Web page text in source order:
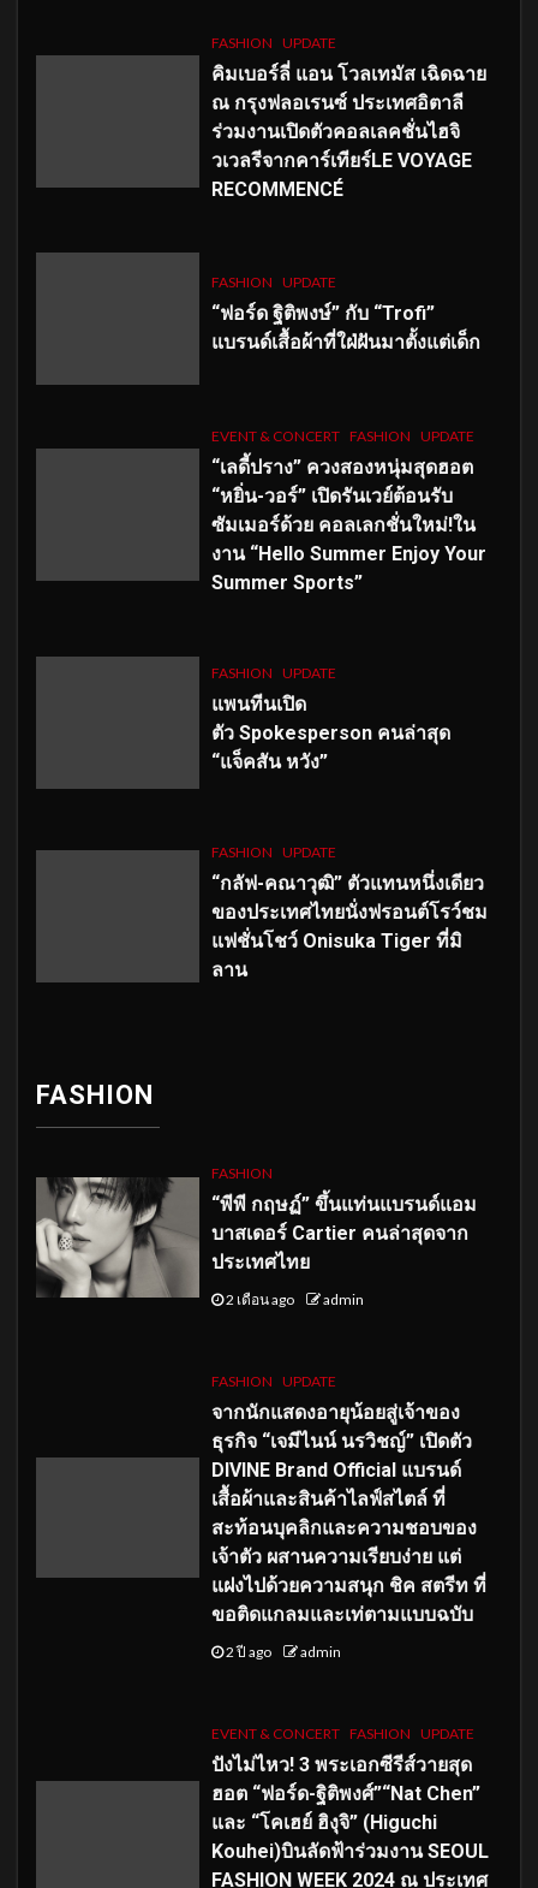
FASHION UPDATE
คิมเบอร์ลี่ แอน โวลเทมัส เฉิดฉาย
ณ กรุงฟลอเรนซ์ ประเทศอิตาลี
ร่วมงานเปิดตัวคอลเลคชั่นไฮจิ
วเวลรีจากคาร์เทียร์LE VOYAGE
RECOMMENCÉ
FASHION UPDATE
“ฟอร์ด ฐิติพงษ์” กับ “Trofi”
แบรนด์เสื้อผ้าที่ใฝ่ฝันมาตั้งแต่เด็ก
EVENT & CONCERT FASHION UPDATE
“เลดี้ปราง” ควงสองหนุ่มสุดฮอต
“หยิ่น-วอร์” เปิดรันเวย์ต้อนรับ
ซัมเมอร์ด้วย คอลเลกชั่นใหม่!ใน
งาน “Hello Summer Enjoy Your
Summer Sports”
FASHION UPDATE
แพนทีนเปิด
ตัว Spokesperson คนล่าสุด
“แจ็คสัน หวัง”
FASHION UPDATE
“กลัฟ-คณาวุฒิ” ตัวแทนหนึ่งเดียว
ของประเทศไทยนั่งฟรอนต์โรว์ชม
แฟชั่นโชว์ Onisuka Tiger ที่มิ
ลาน
FASHION
FASHION
“พีพี กฤษฏ์” ขึ้นแท่นแบรนด์แอม
บาสเดอร์ Cartier คนล่าสุดจาก
ประเทศไทย
2 เดือน ago admin
FASHION UPDATE
จากนักแสดงอายุน้อยสู่เจ้าของ
ธุรกิจ “เจมีไนน์ นรวิชญ์” เปิดตัว
DIVINE Brand Official แบรนด์
เสื้อผ้าและสินค้าไลฟ์สไตล์ ที่
สะท้อนบุคลิกและความชอบของ
เจ้าตัว ผสานความเรียบง่าย แต่
แฝงไปด้วยความสนุก ชิค สตรีท ที่
ขอติดแกลมและเท่ตามแบบฉบับ
2 ปี ago admin
EVENT & CONCERT FASHION UPDATE
ปังไม่ไหว! 3 พระเอกซีรีส์วายสุด
ฮอต “ฟอร์ด-ฐิติพงศ์”“Nat Chen”
และ “โคเฮย์ ฮิงุจิ” (Higuchi
Kouhei)บินลัดฟ้าร่วมงาน SEOUL
FASHION WEEK 2024 ณ ประเทศ